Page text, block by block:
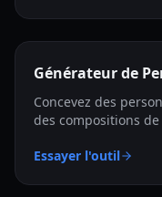
Générateur de
Concevez des
des compositions
Essayer l'outil